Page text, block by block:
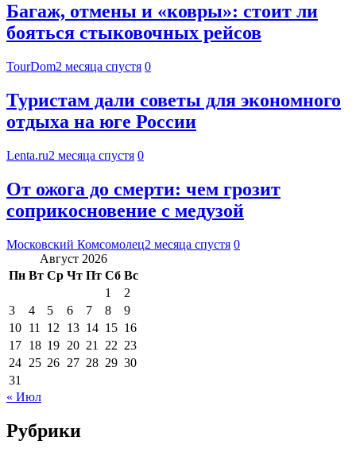
Багаж, отмены и «ковры»: стоит ли
бояться стыковочных рейсов
TourDom2 месяца спустя 0
Туристам дали советы для экономного
отдыха на юге России
Lenta.ru2 месяца спустя 0
От ожога до смерти: чем грозит
соприкосновение с медузой
Московский Комсомолец2 месяца спустя 0
Август 2026
Пн Вт Ср Чт Пт Сб Вс
1
2
3
4 5 6 7 8
9
10 11 12 13 14 15 16
17 18 19 20 21 22 23
24 25 26 27 28 29 30
31
« Июл
Рубрики